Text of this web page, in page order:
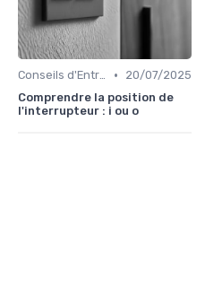
Conseils d'Entretien •
20/07/2025
Comprendre la position de
l'interrupteur : i ou o